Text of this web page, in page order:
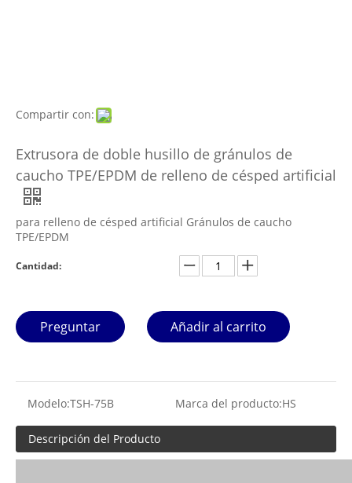
Compartir con:
Extrusora de doble husillo de gránulos de
caucho TPE/EPDM de relleno de césped artificial
para relleno de césped artificial Gránulos de caucho
TPE/EPDM
Cantidad:
Preguntar Añadir al carrito
Modelo:TSH-75B Marca del producto:HS
Descripción del Producto